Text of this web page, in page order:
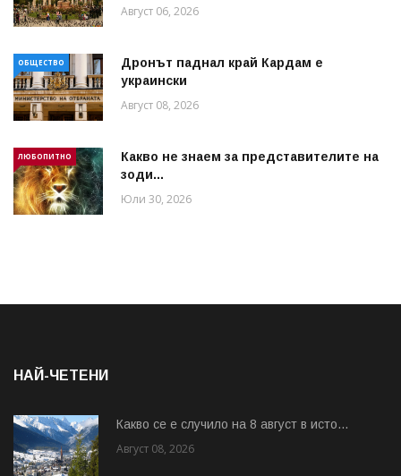
Август 06, 2026
ОБЩЕСТВО
Дронът паднал край Кардам е
украински
Август 08, 2026
ЛЮБОПИТНО
Какво не знаем за представителите на
зоди...
Юли 30, 2026
НАЙ-ЧЕТЕНИ
Какво се е случило на 8 август в исто...
Август 08, 2026